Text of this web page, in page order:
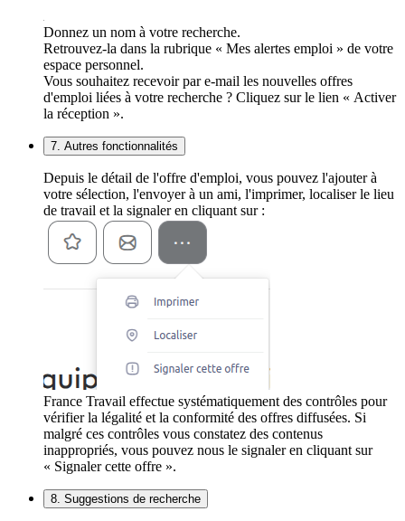
Donnez un nom à votre recherche.
Retrouvez-la dans la rubrique « Mes alertes emploi » de votre
espace personnel.
Vous souhaitez recevoir par e-mail les nouvelles offres
d'emploi liées à votre recherche ? Cliquez sur le lien « Activer
la réception ».
7. Autres fonctionnalités
Depuis le détail de l'offre d'emploi, vous pouvez l'ajouter à
votre sélection, l'envoyer à un ami, l'imprimer, localiser le lieu
de travail et la signaler en cliquant sur :
France Travail effectue systématiquement des contrôles pour
vérifier la légalité et la conformité des offres diffusées. Si
malgré ces contrôles vous constatez des contenus
inappropriés, vous pouvez nous le signaler en cliquant sur
« Signaler cette offre ».
8. Suggestions de recherche